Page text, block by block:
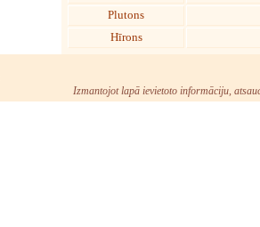
Plutons
Hīrons
Izmantojot lapā ievietoto informāciju,